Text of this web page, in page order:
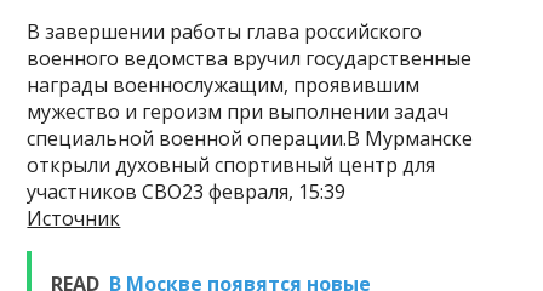
В завершении работы глава российского
военного ведомства вручил государственные
награды военнослужащим, проявившим
мужество и героизм при выполнении задач
специальной военной операции.В Мурманске
открыли духовный спортивный центр для
участников СВО23 февраля, 15:39
Источник
READ В Москве появятся новые